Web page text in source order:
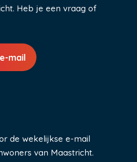
Heb je een vraag of
mail
de wekelijkse e-mail
van Maastricht.